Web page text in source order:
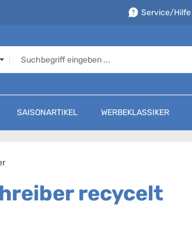
Service/Hilfe
SAISONARTIKEL WERBEKLASSIKER
recycelt